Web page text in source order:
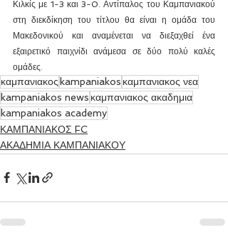
Κιλκίς με 1-3 και 3-0. Αντίπαλος του Καμπανιακού
στη διεκδίκηση του τίτλου θα είναι η ομάδα του
Μακεδονικού και αναμένεται να διεξαχθεί ένα
εξαιρετικό παιχνίδι ανάμεσα σε δύο πολύ καλές
ομάδες.
καμπανιακος kampaniakos καμπανιακος νεα
kampaniakos news καμπανιακος ακαδημια
kampaniakos academy
ΚΑΜΠΑΝΙΑΚΟΣ FC
ΑΚΑΔΗΜΙΑ ΚΑΜΠΑΝΙΑΚΟΥ